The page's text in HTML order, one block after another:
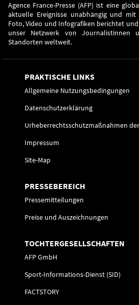
Agence France-Presse (AFP) ist eine
aktuelle Ereignisse unabhängig und
Foto, Video und Infografiken berichtet
unser Netzwerk von Journalistinnen
Standorten weltweit.
PRAKTISCHE LINKS
Allgemeine Nutzungsbedingungen
Datenschutzerklärung
Urheberrechtsschutzmaßnahmen
Impressum
Site-Map
PRESSEBEREICH
Pressemitteilungen
Preise und Auszeichnungen
TOCHTERGESELLSCHAFTEN
AFP GmbH
Sport-Informations-Dienst (SID)
FACTSTORY